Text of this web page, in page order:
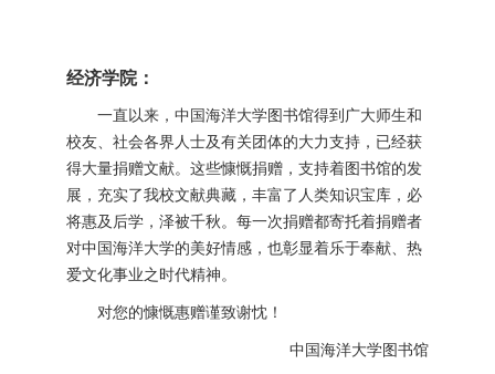
经济学院：
一直以来，中国海洋大学图书馆得到广大师生和
校友、社会各界人士及有关团体的大力支持，已经获
得大量捐赠文献。这些慷慨捐赠，支持着图书馆的发
展，充实了我校文献典藏，丰富了人类知识宝库，必
将惠及后学，泽被千秋。每一次捐赠都寄托着捐赠者
对中国海洋大学的美好情感，也彰显着乐于奉献、热
爱文化事业之时代精神。
对您的慷慨惠赠谨致谢忱！
中国海洋大学图书馆